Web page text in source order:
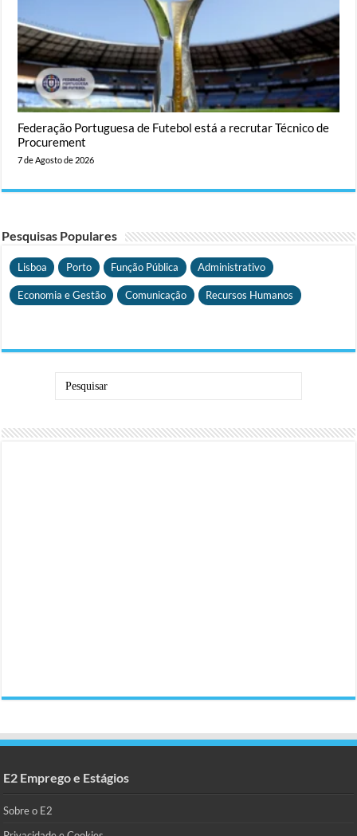
Federação Portuguesa de Futebol está a recrutar Técnico de
Procurement
7 de Agosto de 2026
Pesquisas Populares
Lisboa Porto Função Pública Administrativo
Economia e Gestão Comunicação Recursos Humanos
E2 Emprego e Estágios
Sobre o E2